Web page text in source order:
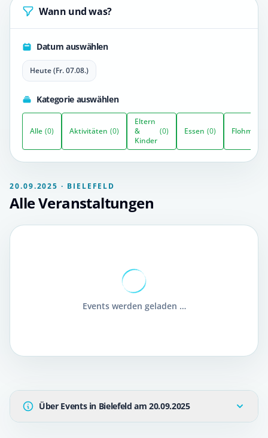
Über Events in Bielefeld am 20.09.2025
Wann und was?
Datum auswählen
Heute (Fr. 07.08.)
Kategorie auswählen
Alle (0) Aktivitäten (0)
Eltern
&
Kinder
(0) Essen (0) Flohmarkt
20.09.2025 · BIELEFELD
Alle Veranstaltungen
Events werden geladen …